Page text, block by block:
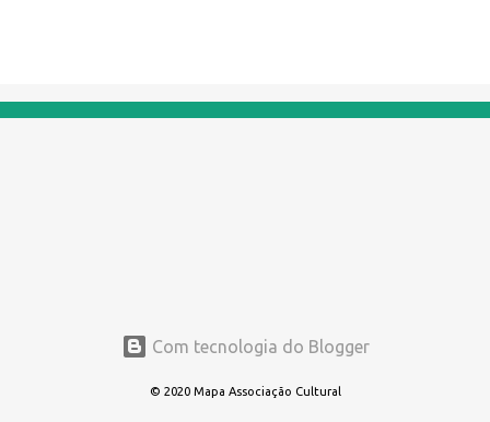
Com tecnologia do Blogger
© 2020 Mapa Associação Cultural